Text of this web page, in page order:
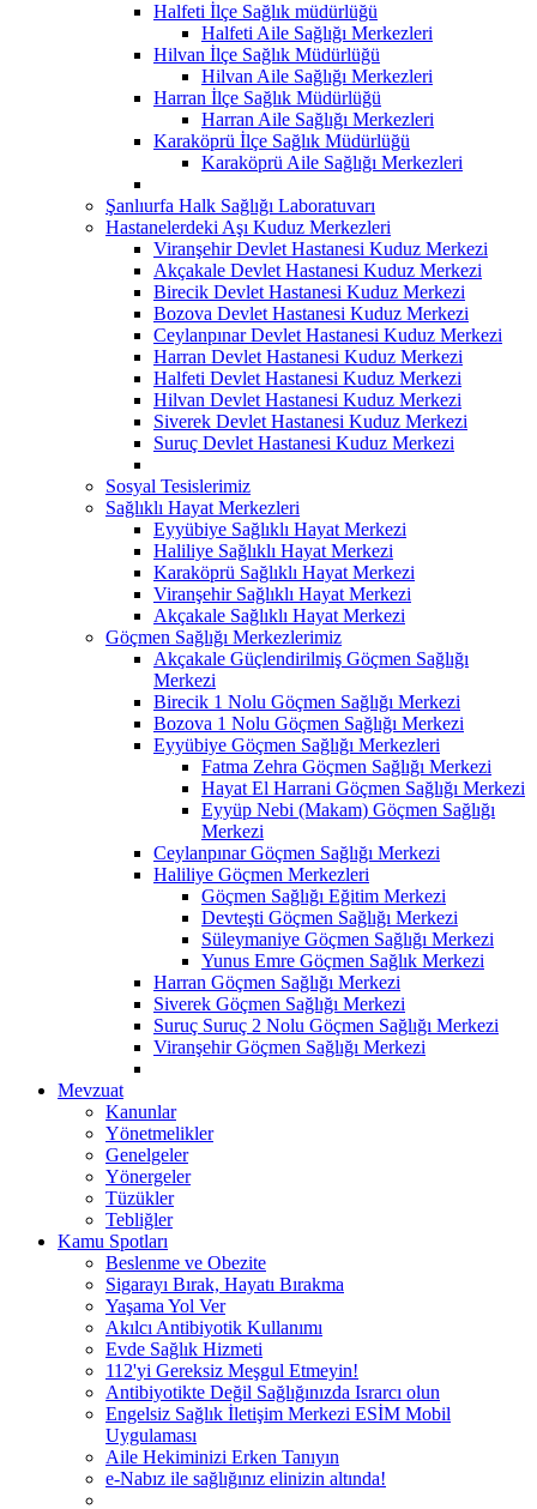
Halfeti İlçe Sağlık müdürlüğü
Halfeti Aile Sağlığı Merkezleri
Hilvan İlçe Sağlık Müdürlüğü
Hilvan Aile Sağlığı Merkezleri
Harran İlçe Sağlık Müdürlüğü
Harran Aile Sağlığı Merkezleri
Karaköprü İlçe Sağlık Müdürlüğü
Karaköprü Aile Sağlığı Merkezleri
Şanlıurfa Halk Sağlığı Laboratuvarı
Hastanelerdeki Aşı Kuduz Merkezleri
Viranşehir Devlet Hastanesi Kuduz Merkezi
Akçakale Devlet Hastanesi Kuduz Merkezi
Birecik Devlet Hastanesi Kuduz Merkezi
Bozova Devlet Hastanesi Kuduz Merkezi
Ceylanpınar Devlet Hastanesi Kuduz Merkezi
Harran Devlet Hastanesi Kuduz Merkezi
Halfeti Devlet Hastanesi Kuduz Merkezi
Hilvan Devlet Hastanesi Kuduz Merkezi
Siverek Devlet Hastanesi Kuduz Merkezi
Suruç Devlet Hastanesi Kuduz Merkezi
Sosyal Tesislerimiz
Sağlıklı Hayat Merkezleri
Eyyübiye Sağlıklı Hayat Merkezi
Haliliye Sağlıklı Hayat Merkezi
Karaköprü Sağlıklı Hayat Merkezi
Viranşehir Sağlıklı Hayat Merkezi
Akçakale Sağlıklı Hayat Merkezi
Göçmen Sağlığı Merkezlerimiz
Akçakale Güçlendirilmiş Göçmen Sağlığı
Merkezi
Birecik 1 Nolu Göçmen Sağlığı Merkezi
Bozova 1 Nolu Göçmen Sağlığı Merkezi
Eyyübiye Göçmen Sağlığı Merkezleri
Fatma Zehra Göçmen Sağlığı Merkezi
Hayat El Harrani Göçmen Sağlığı Merkezi
Eyyüp Nebi (Makam) Göçmen Sağlığı
Merkezi
Ceylanpınar Göçmen Sağlığı Merkezi
Haliliye Göçmen Merkezleri
Göçmen Sağlığı Eğitim Merkezi
Devteşti Göçmen Sağlığı Merkezi
Süleymaniye Göçmen Sağlığı Merkezi
Yunus Emre Göçmen Sağlık Merkezi
Harran Göçmen Sağlığı Merkezi
Siverek Göçmen Sağlığı Merkezi
Suruç Suruç 2 Nolu Göçmen Sağlığı Merkezi
Viranşehir Göçmen Sağlığı Merkezi
Mevzuat
Kanunlar
Yönetmelikler
Genelgeler
Yönergeler
Tüzükler
Tebliğler
Kamu Spotları
Beslenme ve Obezite
Sigarayı Bırak, Hayatı Bırakma
Yaşama Yol Ver
Akılcı Antibiyotik Kullanımı
Evde Sağlık Hizmeti
112'yi Gereksiz Meşgul Etmeyin!
Antibiyotikte Değil Sağlığınızda Israrcı olun
Engelsiz Sağlık İletişim Merkezi ESİM Mobil
Uygulaması
Aile Hekiminizi Erken Tanıyın
e-Nabız ile sağlığınız elinizin altında!